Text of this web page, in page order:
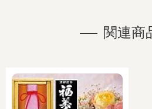
関連商